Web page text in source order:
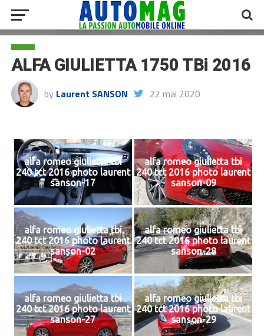
ALFA GIULIETTA 1750 TBi 2016
by Laurent SANSON 22 mai 2020
alfa romeo giulietta tbi
240 tct 2016 photo laurent
sanson-17
alfa romeo giulietta tbi
240 tct 2016 photo laurent
sanson-09
alfa romeo giulietta tbi
240 tct 2016 photo laurent
sanson-02
alfa romeo giulietta tbi
240 tct 2016 photo laurent
sanson-28
alfa romeo giulietta tbi
240 tct 2016 photo laurent
sanson-27
alfa romeo giulietta tbi
240 tct 2016 photo laurent
sanson-29